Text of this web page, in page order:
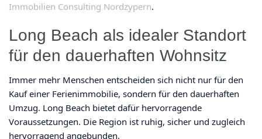
Immobilien Consulting Nordzypern.
Long Beach als idealer Standort
für den dauerhaften Wohnsitz
Immer mehr Menschen entscheiden sich nicht nur für den
Kauf einer Ferienimmobilie, sondern für den dauerhaften
Umzug. Long Beach bietet dafür hervorragende
Voraussetzungen. Die Region ist ruhig, sicher und zugleich
hervorragend angebunden.